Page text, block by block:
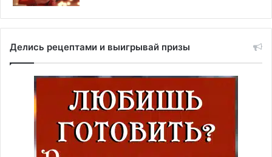
Делись рецептами и выигрывай призы